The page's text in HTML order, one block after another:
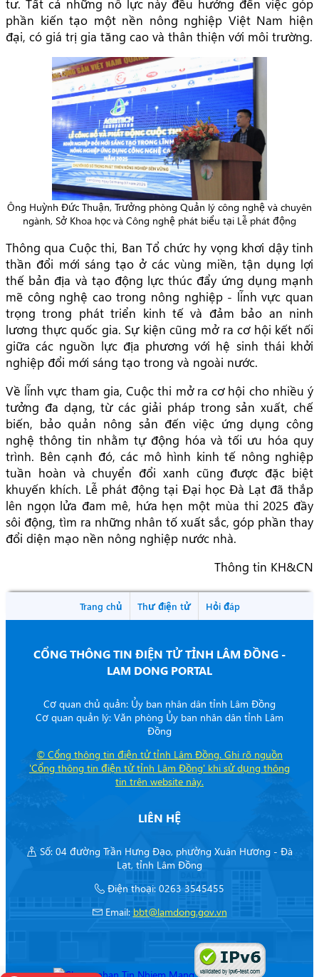
tư. Tất cả những nỗ lực này đều hướng đến việc góp
phần kiến tạo một nền nông nghiệp Việt Nam hiện
đại, có giá trị gia tăng cao và thân thiện với môi trường.
Ông Huỳnh Đức Thuận, Trưởng phòng Quản lý công nghệ và chuyên
ngành, Sở Khoa học và Công nghệ phát biểu tại Lễ phát động
Thông qua Cuộc thi, Ban Tổ chức hy vọng khơi dậy tinh
thần đổi mới sáng tạo ở các vùng miền, tận dụng lợi
thế bản địa và tạo động lực thúc đẩy ứng dụng mạnh
mẽ công nghệ cao trong nông nghiệp - lĩnh vực quan
trọng trong phát triển kinh tế và đảm bảo an ninh
lương thực quốc gia. Sự kiện cũng mở ra cơ hội kết nối
giữa các nguồn lực địa phương với hệ sinh thái khởi
nghiệp đổi mới sáng tạo trong và ngoài nước.
Về lĩnh vực tham gia, Cuộc thi mở ra cơ hội cho nhiều ý
tưởng đa dạng, từ các giải pháp trong sản xuất, chế
biến, bảo quản nông sản đến việc ứng dụng công
nghệ thông tin nhằm tự động hóa và tối ưu hóa quy
trình. Bên cạnh đó, các mô hình kinh tế nông nghiệp
tuần hoàn và chuyển đổi xanh cũng được đặc biệt
khuyến khích. Lễ phát động tại Đại học Đà Lạt đã thắp
lên ngọn lửa đam mê, hứa hẹn một mùa thi 2025 đầy
sôi động, tìm ra những nhân tố xuất sắc, góp phần thay
đổi diện mạo nền nông nghiệp nước nhà.
Thông tin KH&CN
Trang chủ Thư điện tử Hỏi đáp
CỔNG THÔNG TIN ĐIỆN TỬ TỈNH LÂM ĐỒNG -
LAM DONG PORTAL
Cơ quan chủ quản: Ủy ban nhân dân tỉnh Lâm Đồng
Cơ quan quản lý: Văn phòng Ủy ban nhân dân tỉnh Lâm
Đồng
© Cổng thông tin điện tử tỉnh Lâm Đồng. Ghi rõ nguồn
'Cổng thông tin điện tử tỉnh Lâm Đồng' khi sử dụng thông
tin trên website này.
LIÊN HỆ
Số: 04 đường Trần Hưng Đạo, phường Xuân Hương - Đà
Lạt, tỉnh Lâm Đồng
Điện thoại: 0263 3545455
Email: bbt@lamdong.gov.vn